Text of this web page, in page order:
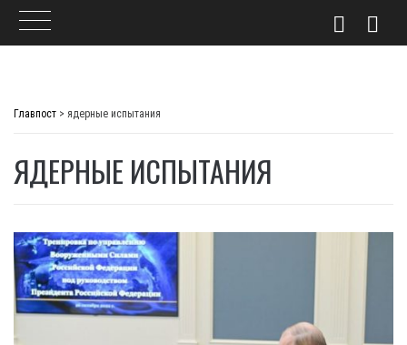
Главпост > ядерные испытания
ЯДЕРНЫЕ ИСПЫТАНИЯ